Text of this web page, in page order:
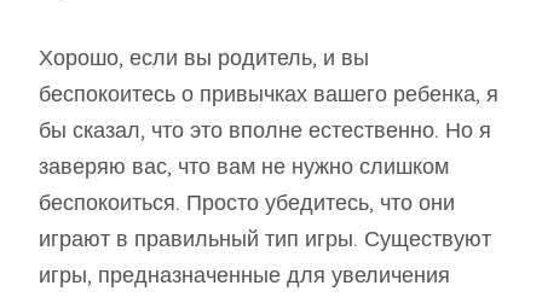
Хорошо, если вы родитель, и вы
беспокоитесь о привычках вашего ребенка, я
бы сказал, что это вполне естественно. Но я
заверяю вас, что вам не нужно слишком
беспокоиться. Просто убедитесь, что они
играют в правильный тип игры. Существуют
игры, предназначенные для увеличения